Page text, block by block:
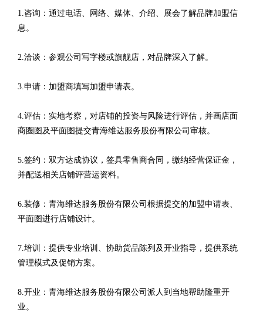
1.咨询：通过电话、网络、媒体、介绍、展会了解品牌加盟信
息。
2.洽谈：参观公司写字楼或旗舰店，对品牌深入了解。
3.申请：加盟商填写加盟申请表。
4.评估：实地考察，对店铺的投资与风险进行评估，并画店面
商圈图及平面图提交青海维达服务股份有限公司审核。
5.签约：双方达成协议，签具零售商合同，缴纳经营保证金，
并配送相关店铺评营运资料。
6.装修：青海维达服务股份有限公司根据提交的加盟申请表、
平面图进行店铺设计。
7.培训：提供专业培训、协助货品陈列及开业指导，提供系统
管理模式及促销方案。
8.开业：青海维达服务股份有限公司派人到当地帮助隆重开
业。